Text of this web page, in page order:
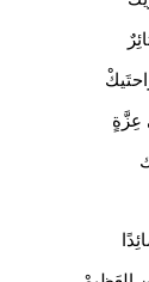
عِزَّةٍ